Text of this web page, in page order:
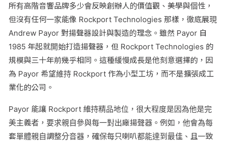
所有高階音響品牌多少會反映創辦人的價值觀、美學與個性，
但沒有任何一家能像 Rockport Technologies 那樣，徹底展現
Andrew Payor 對揚聲器設計與製造的理念。雖然 Payor 自
1985 年起就開始打造揚聲器，但 Rockport Technologies 的
規模與三十年前幾乎相同。這種緩慢成長是他刻意選擇的，因
為 Payor 希望維持 Rockport 作為小型工坊，而不是擴張成工
業化的公司。
Payor 能讓 Rockport 維持精品地位，很大程度是因為他是完
美主義者，要求親自參與每一對出廠揚聲器。例如，他會為每
套單體親自調整分音器，確保每只喇叭都能達到最佳、且一致